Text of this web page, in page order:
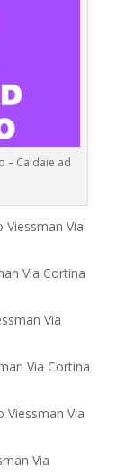
– Caldaie ad
Viessman Via
Via Cortina
Via
Via Cortina
Viessman Via
Via